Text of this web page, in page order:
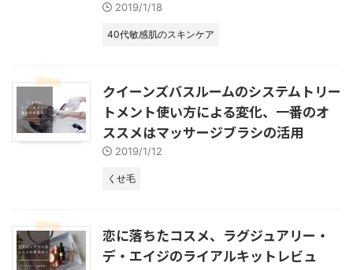
2019/1/18
40代敏感肌のスキンケア
クイーンズバスルームのシステムトリー
トメント使い方による変化、一番のオ
ススメはマッサージブラシの活用
2019/1/12
くせ毛
恋に落ちたコスメ、ラグジュアリー・
デ・エイジのライアルキットレビュ